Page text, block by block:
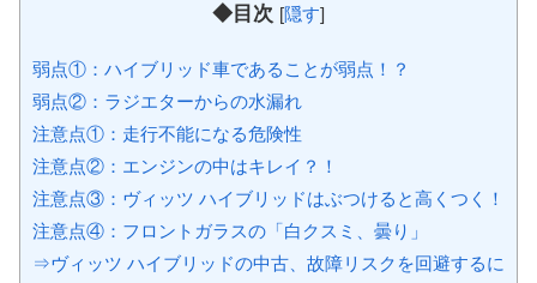
◆目次 [隠す]
弱点①：ハイブリッド車であることが弱点！？
弱点②：ラジエターからの水漏れ
注意点①：走行不能になる危険性
注意点②：エンジンの中はキレイ？！
注意点③：ヴィッツ ハイブリッドはぶつけると高くつく！
注意点④：フロントガラスの「白クスミ、曇り」
⇒ヴィッツ ハイブリッドの中古、故障リスクを回避するに